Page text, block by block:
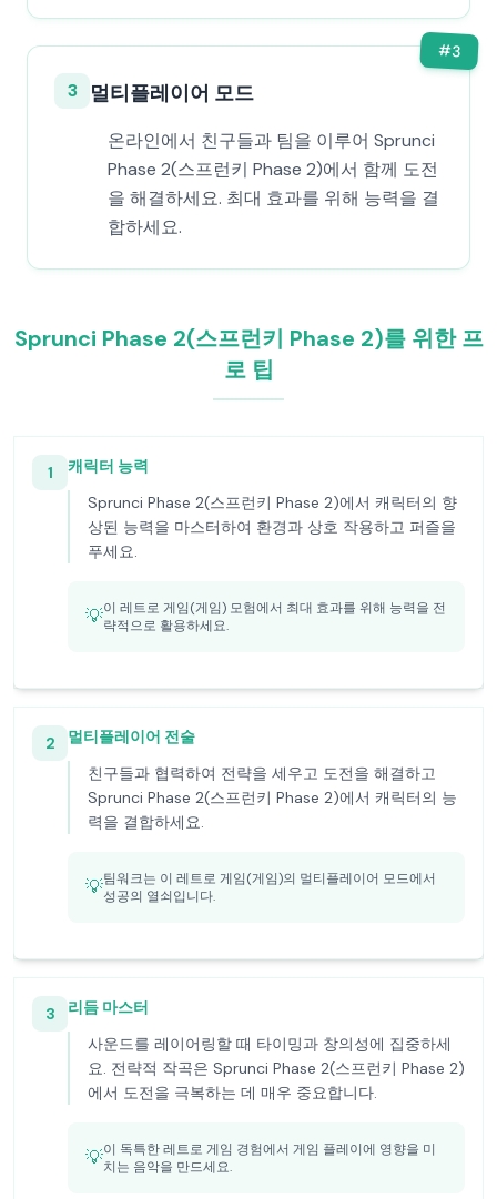
#3
3 멀티플레이어 모드
온라인에서 친구들과 팀을 이루어 Sprunci
Phase 2(스프런키 Phase 2)에서 함께 도전
을 해결하세요. 최대 효과를 위해 능력을 결
합하세요.
Sprunci Phase 2(스프런키 Phase 2)를 위한 프
로 팁
1
캐릭터 능력
Sprunci Phase 2(스프런키 Phase 2)에서 캐릭터의 향
상된 능력을 마스터하여 환경과 상호 작용하고 퍼즐을
푸세요.
💡이 레트로 게임(게임) 모험에서 최대 효과를 위해 능력을 전
략적으로 활용하세요.
2
멀티플레이어 전술
친구들과 협력하여 전략을 세우고 도전을 해결하고
Sprunci Phase 2(스프런키 Phase 2)에서 캐릭터의 능
력을 결합하세요.
💡팀워크는 이 레트로 게임(게임)의 멀티플레이어 모드에서
성공의 열쇠입니다.
3
리듬 마스터
사운드를 레이어링할 때 타이밍과 창의성에 집중하세
요. 전략적 작곡은 Sprunci Phase 2(스프런키 Phase 2)
에서 도전을 극복하는 데 매우 중요합니다.
💡이 독특한 레트로 게임 경험에서 게임 플레이에 영향을 미
치는 음악을 만드세요.